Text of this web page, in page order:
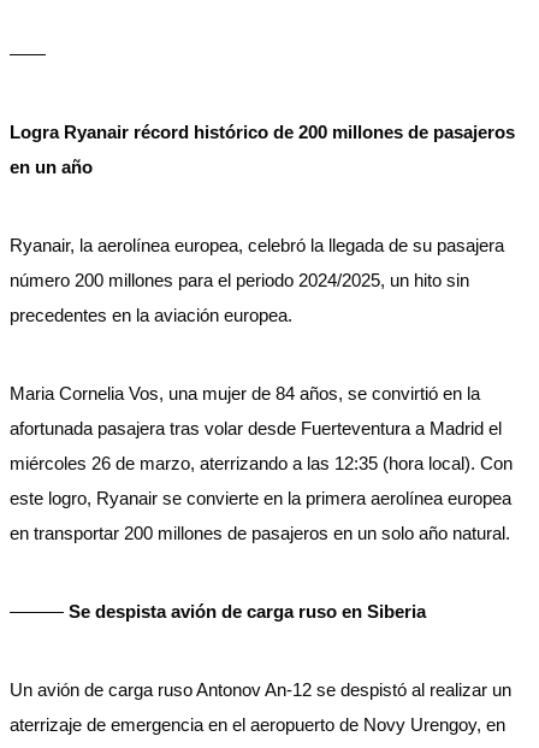
——
Logra Ryanair récord histórico de 200 millones de pasajeros
en un año
Ryanair, la aerolínea europea, celebró la llegada de su pasajera
número 200 millones para el periodo 2024/2025, un hito sin
precedentes en la aviación europea.
Maria Cornelia Vos, una mujer de 84 años, se convirtió en la
afortunada pasajera tras volar desde Fuerteventura a Madrid el
miércoles 26 de marzo, aterrizando a las 12:35 (hora local). Con
este logro, Ryanair se convierte en la primera aerolínea europea
en transportar 200 millones de pasajeros en un solo año natural.
——— Se despista avión de carga ruso en Siberia
Un avión de carga ruso Antonov An-12 se despistó al realizar un
aterrizaje de emergencia en el aeropuerto de Novy Urengoy, en